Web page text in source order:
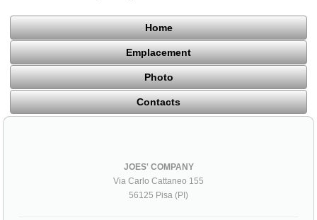
Home
Emplacement
Photo
Contacts
JOES' COMPANY
Via Carlo Cattaneo 155
56125 Pisa (PI)